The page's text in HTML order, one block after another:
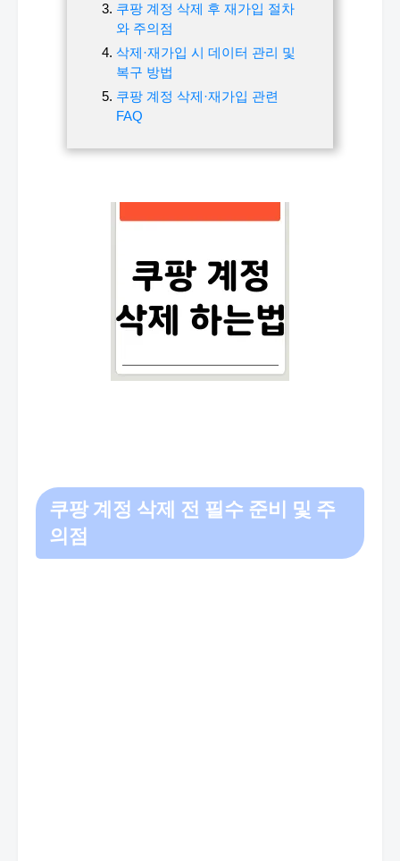
쿠팡 계정 삭제 후 재가입 절차
와 주의점
삭제·재가입 시 데이터 관리 및
복구 방법
쿠팡 계정 삭제·재가입 관련
FAQ
쿠팡 계정 삭제 전 필수 준비 및 주
의점